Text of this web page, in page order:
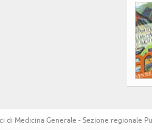
Medicina Generale - Sezione regionale